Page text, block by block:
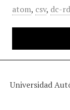
atom, csv, dc-
Universidad